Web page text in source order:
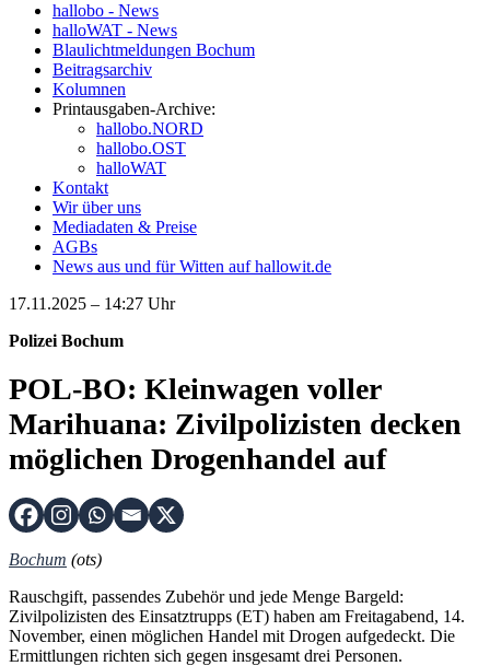
hallobo - News
halloWAT - News
Blaulichtmeldungen Bochum
Beitragsarchiv
Kolumnen
Printausgaben-Archive:
hallobo.NORD
hallobo.OST
halloWAT
Kontakt
Wir über uns
Mediadaten & Preise
AGBs
News aus und für Witten auf hallowit.de
17.11.2025 – 14:27 Uhr
Polizei Bochum
POL-BO: Kleinwagen voller
Marihuana: Zivilpolizisten decken
möglichen Drogenhandel auf
Bochum (ots)
Rauschgift, passendes Zubehör und jede Menge Bargeld:
Zivilpolizisten des Einsatztrupps (ET) haben am Freitagabend, 14.
November, einen möglichen Handel mit Drogen aufgedeckt. Die
Ermittlungen richten sich gegen insgesamt drei Personen.